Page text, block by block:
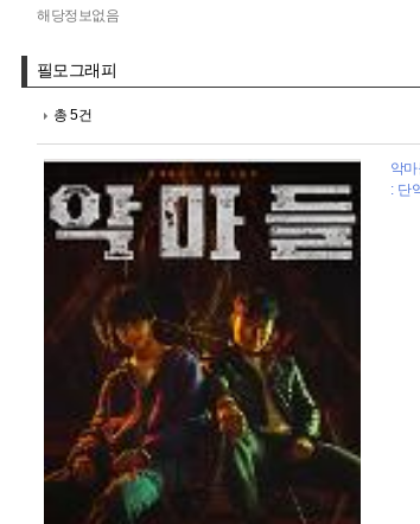
해당정보없음
필모그래피
총 5건
악
: 단